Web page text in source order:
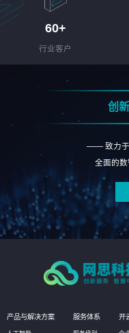
60+
行业客户
创
—— 致力于
全面的
产品与解决方案 服务体系 开